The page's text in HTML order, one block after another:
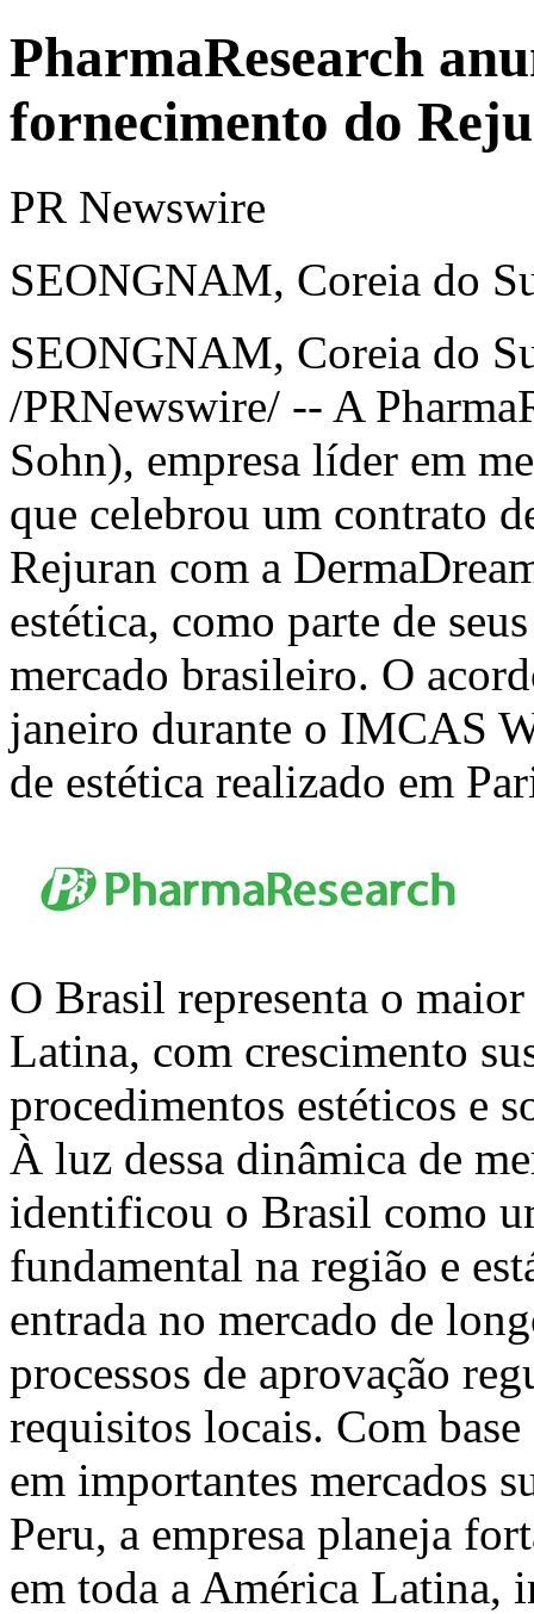
PharmaResearch
fornecimento do
PR Newswire
SEONGNAM, Coreia do
SEONGNAM, Coreia do
/PRNewswire/ -- A
Sohn), empresa líder em
que celebrou um contrato
Rejuran com a
estética, como parte de
mercado brasileiro. O
janeiro durante o IMCAS
de estética realizado em
O Brasil representa o
Latina, com crescimento
procedimentos estéticos e
À luz dessa dinâmica de
identificou o Brasil como
fundamental na região e
entrada no mercado de
processos de aprovação
requisitos locais. Com
em importantes mercados
Peru, a empresa planeja
em toda a América Latina,